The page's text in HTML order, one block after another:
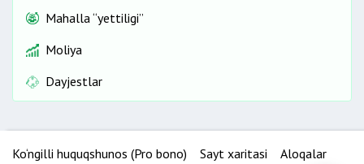
Mahalla “yettiligi”
Moliya
Dayjestlar
Ko‘ngilli huquqshunos (Pro bono) Sayt xaritasi
Aloqalar